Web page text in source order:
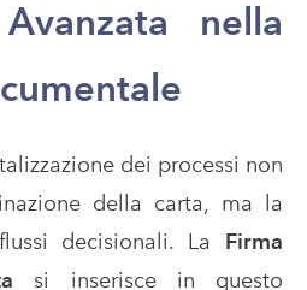
nella
dei processi non
della carta, ma la
decisionali. La Firma
si inserisce in questo